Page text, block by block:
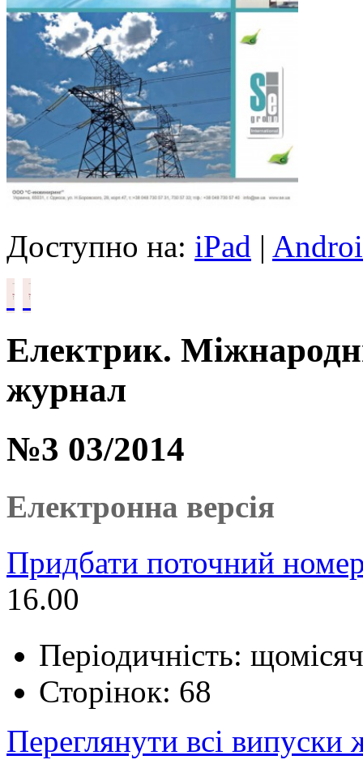
Доступно на: iPad |
Електрик.
журнал
№3 03/2014
Електронна версія
Придбати поточний
16.00
Періодичність:
Сторінок: 68
Переглянути всі випуски